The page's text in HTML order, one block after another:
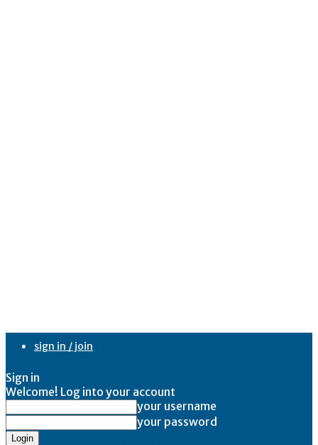
sign in / join
Sign in
Welcome! Log into your account
your username
your password